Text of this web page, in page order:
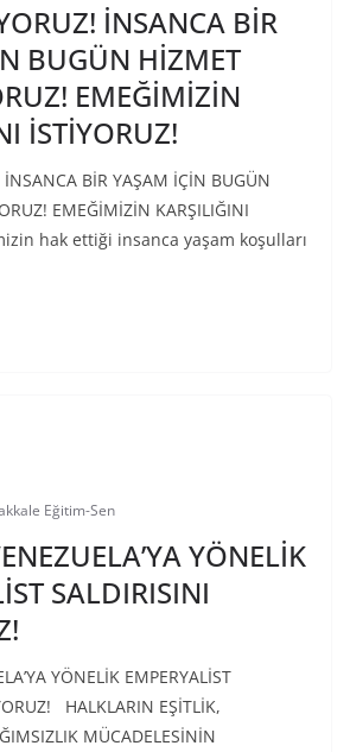
İNSANCA BİR
BUGÜN HİZMET
EMEĞİMİZİN
İSTİYORUZ!
İNSANCA BİR YAŞAM İÇİN BUGÜN
EMEĞİMİZİN KARŞILIĞINI
hak ettiği insanca yaşam koşulları
Eğitim-Sen
YÖNELİK
SALDIRISINI
YÖNELİK EMPERYALİST
HALKLARIN EŞİTLİK,
MÜCADELESİNİN